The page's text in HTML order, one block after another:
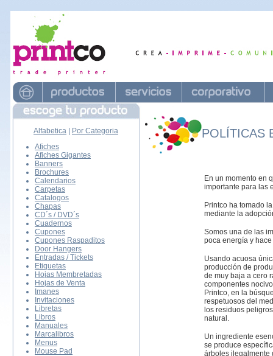
Alfabetica
Por Categoria
Afiches
Afiches Gigantes
Banners
Brochures
Calendarios
Carpetas
Catalogos
Chapas
CD´s / DVD´s
Cuadernos
Cupones
Cupones Raspaditos
Door Hangers
Entradas / Tickets
Etiquetas
Hojas Membretadas
Hojas de Venta
Imanes
Invitaciones
Libretas
Libros
Manuales
Marcalibros
Menus
Mouse Pad
POLÍTICAS
En un momento en
importante para las
Printco ha tomado
mediante la
Somos una de las
poca energía y
Usando acuosa
producción de
de muy baja a cero
componentes
Printco, en la
respetuosos del
los residuos
natural.
Un ingrediente
se produce
árboles ilegalmente